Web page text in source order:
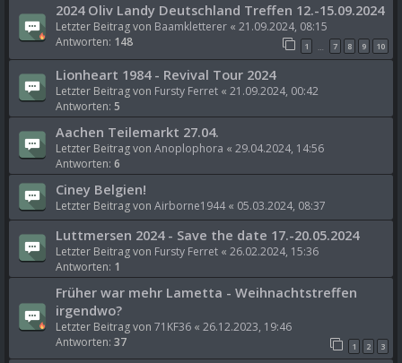
2024 Oliv Landy Deutschland Treffen 12.-15.09.2024
Letzter Beitrag von Baamkletterer « 21.09.2024, 08:15
Antworten: 148 1 … 7 8 9 10
Lionheart 1984 - Revival Tour 2024
Letzter Beitrag von Fursty Ferret « 21.09.2024, 00:42
Antworten: 5
Aachen Teilemarkt 27.04.
Letzter Beitrag von Anoplophora « 29.04.2024, 14:56
Antworten: 6
Ciney Belgien!
Letzter Beitrag von Airborne1944 « 05.03.2024, 08:37
Luttmersen 2024 - Save the date 17.-20.05.2024
Letzter Beitrag von Fursty Ferret « 26.02.2024, 15:36
Antworten: 1
Früher war mehr Lametta - Weihnachtstreffen
irgendwo?
Letzter Beitrag von 71KF36 « 26.12.2023, 19:46
Antworten: 37 1 2 3